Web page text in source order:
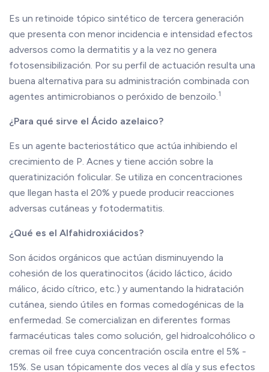
Es un retinoide tópico sintético de tercera generación
que presenta con menor incidencia e intensidad efectos
adversos como la dermatitis y a la vez no genera
fotosensibilización. Por su perfil de actuación resulta una
buena alternativa para su administración combinada con
agentes antimicrobianos o peróxido de benzoilo. 1
¿Para qué sirve el Ácido azelaico?
Es un agente bacteriostático que actúa inhibiendo el
crecimiento de P. Acnes y tiene acción sobre la
queratinización folicular. Se utiliza en concentraciones
que llegan hasta el 20% y puede producir reacciones
adversas cutáneas y fotodermatitis.
¿Qué es el Alfahidroxiácidos?
Son ácidos orgánicos que actúan disminuyendo la
cohesión de los queratinocitos (ácido láctico, ácido
málico, ácido cítrico, etc.) y aumentando la hidratación
cutánea, siendo útiles en formas comedogénicas de la
enfermedad. Se comercializan en diferentes formas
farmacéuticas tales como solución, gel hidroalcohólico o
cremas oil free cuya concentración oscila entre el 5% -
15%. Se usan tópicamente dos veces al día y sus efectos